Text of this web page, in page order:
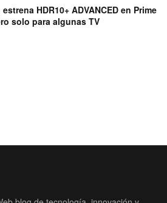
HDR10+ ADVANCED en Prime
solo para algunas TV